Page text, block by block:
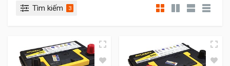
Tìm kiếm 3